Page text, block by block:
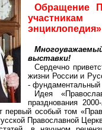
Обращение
выставки!
Сердечно
жизни России и
- фундаментальный
Идея
празднования
первый особый том
Православной